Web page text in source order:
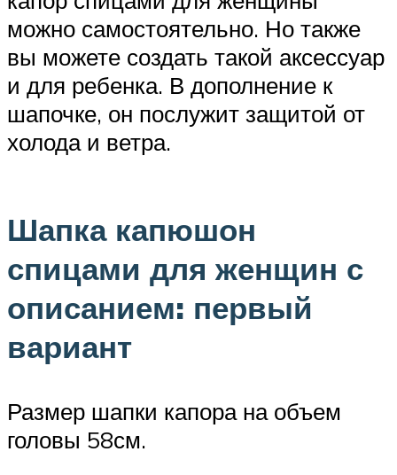
можно самостоятельно. Но также
вы можете создать такой аксессуар
и для ребенка. В дополнение к
шапочке, он послужит защитой от
холода и ветра.
Шапка капюшон
спицами для женщин с
описанием: первый
вариант
Размер шапки капора на объем
головы 58см.